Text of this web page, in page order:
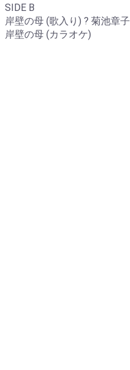
SIDE B
岸壁の母 (歌入り) ? 菊池章子
岸壁の母 (カラオケ)